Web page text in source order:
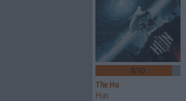
9/10
The Hu
Hun